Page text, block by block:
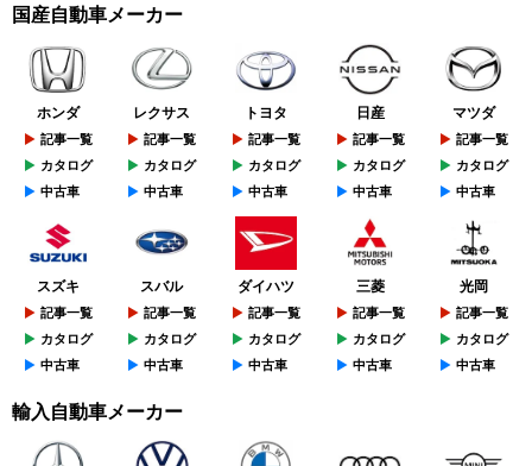
国産自動車メーカー
ホンダ
記事一覧
カタログ
中古車
レクサス
記事一覧
カタログ
中古車
トヨタ
記事一覧
カタログ
中古車
日産
記事一覧
カタログ
中古車
マツダ
記事一覧
カタログ
中古車
スズキ
記事一覧
カタログ
中古車
スバル
記事一覧
カタログ
中古車
ダイハツ
記事一覧
カタログ
中古車
三菱
記事一覧
カタログ
中古車
光岡
記事一覧
カタログ
中古車
輸入自動車メーカー